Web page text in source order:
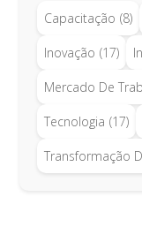
Capacitação (8)
Inovação (17)
Mercado De
Tecnologia (17)
Transformação